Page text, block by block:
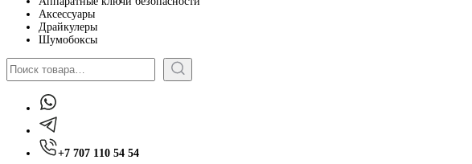
Аксессуары
Драйкулеры
Шумобоксы
Поиск
+7 707 110 54 54